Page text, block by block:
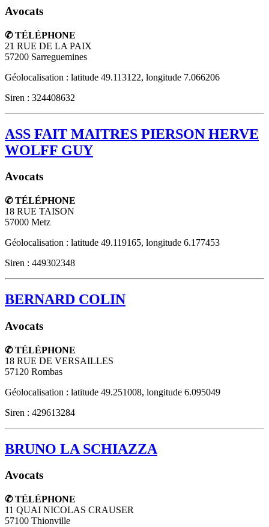
Avocats
✆ TÉLÉPHONE
21 RUE DE LA PAIX
57200 Sarreguemines
Géolocalisation : latitude 49.113122, longitude 7.066206
Siren : 324408632
ASS FAIT MAITRES PIERSON HERVE
WOLFF GUY
Avocats
✆ TÉLÉPHONE
18 RUE TAISON
57000 Metz
Géolocalisation : latitude 49.119165, longitude 6.177453
Siren : 449302348
BERNARD COLIN
Avocats
✆ TÉLÉPHONE
18 RUE DE VERSAILLES
57120 Rombas
Géolocalisation : latitude 49.251008, longitude 6.095049
Siren : 429613284
BRUNO LA SCHIAZZA
Avocats
✆ TÉLÉPHONE
11 QUAI NICOLAS CRAUSER
57100 Thionville